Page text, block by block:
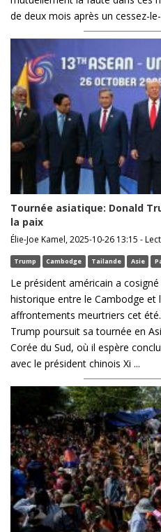
de deux mois après un cessez-
Tournée asiatique: Donald
la paix
Élie-Joe Kamel, 2025-10-26 13:15 -
Trump Cambodge Tailande Asie
Le président américain a
historique entre le Cambodge et
affrontements meurtriers cet
Trump poursuit sa tournée en
Corée du Sud, où il espère
avec le président chinois Xi ...